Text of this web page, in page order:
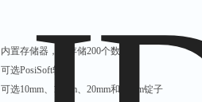
内置存储器，可存储200个数据
可选PosiSoft软件
可选10mm、14mm、20mm和50mm锭子